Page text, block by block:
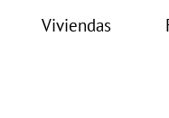
Viviendas